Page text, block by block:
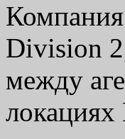
Division
между